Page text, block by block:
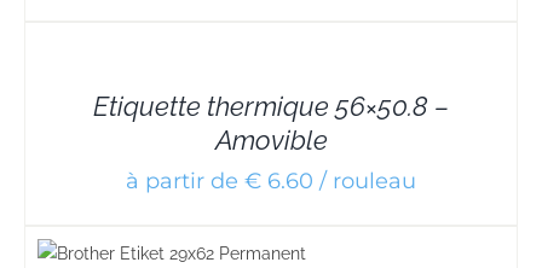
Etiquette thermique 56×50.8 –
Amovible
à partir de € 6.60 / rouleau